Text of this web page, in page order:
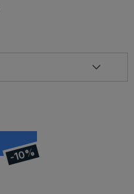
-10%